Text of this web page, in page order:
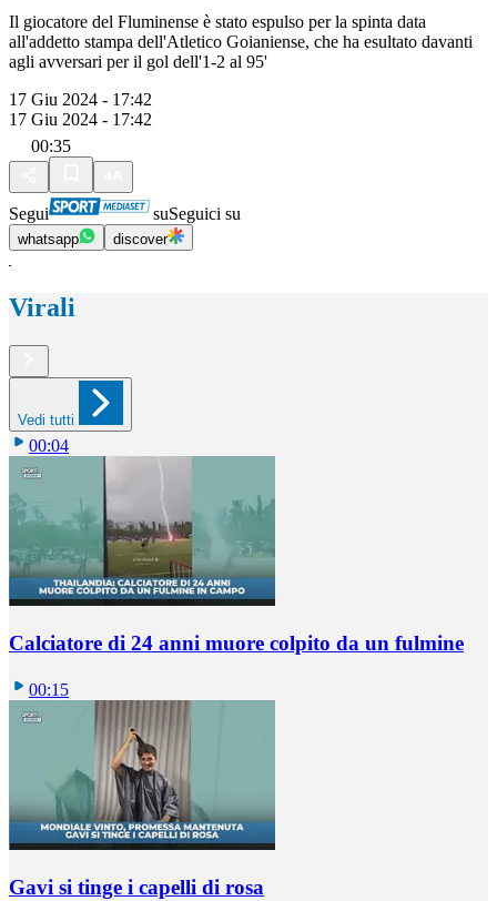
Il giocatore del Fluminense è stato espulso per la spinta data
all'addetto stampa dell'Atletico Goianiense, che ha esultato davanti
agli avversari per il gol dell'1-2 al 95'
17 Giu 2024 - 17:42
17 Giu 2024 - 17:42
00:35
Segui suSeguici su
whatsapp discover
Virali
Vedi tutti
00:04
Calciatore di 24 anni muore colpito da un fulmine
00:15
Gavi si tinge i capelli di rosa